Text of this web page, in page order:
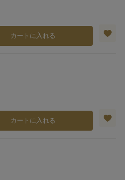
カートに入れる
カートに入れる